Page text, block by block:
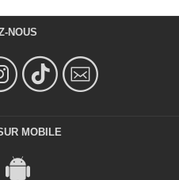
NOUS
MOBILE